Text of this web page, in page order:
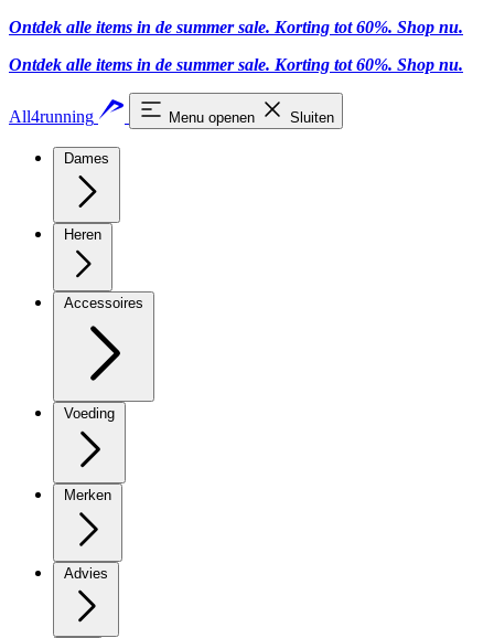
Ontdek alle items in de summer sale. Korting tot 60%. Shop nu.
Ontdek alle items in de summer sale. Korting tot 60%. Shop nu.
All4running Menu openen Sluiten
Dames
Heren
Accessoires
Voeding
Merken
Advies